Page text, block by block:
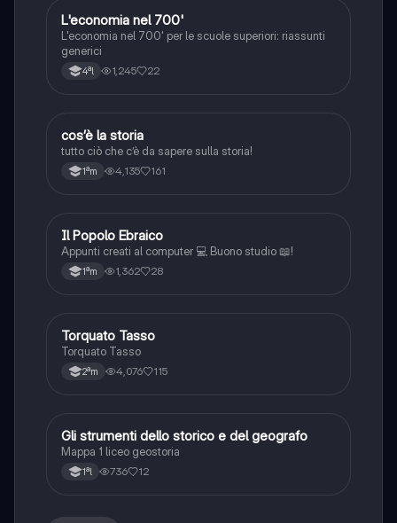
Storia
L'economia nel 700'
L'economia nel 700' per le scuole superiori: riassunti
generici
4ªl 1,245 22
Storia
cos’è la storia
tutto ciò che c’è da sapere sulla storia!
1ªm 4,135 161
Storia
Il Popolo Ebraico
Appunti creati al computer 💻 Buono studio 📖!
1ªm 1,362 28
Storia
Torquato Tasso
Torquato Tasso
2ªm 4,076 115
Storia
Gli strumenti dello storico e del geografo
Mappa 1 liceo geostoria
1ªl 736 12